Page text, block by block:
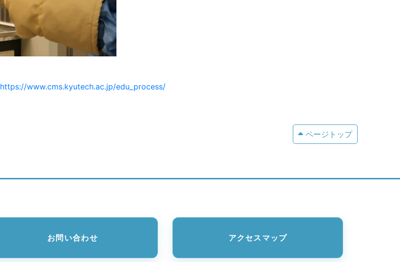
https://www.cms.kyutech.ac.jp/edu_process/
ページトップ
お問い合わせ アクセスマップ